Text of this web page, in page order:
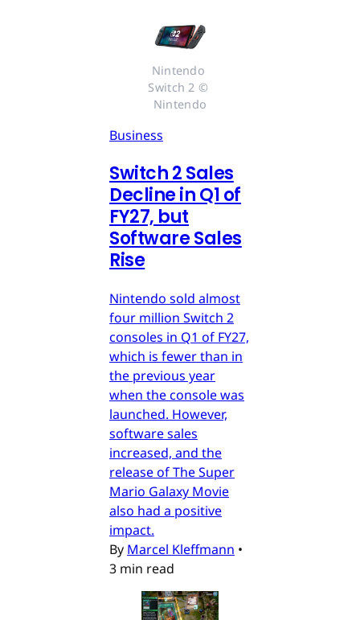
Nintendo
Switch 2 ©
Nintendo
Business
Switch 2 Sales
Decline in Q1 of
FY27, but
Software Sales
Rise
Nintendo sold almost
four million Switch 2
consoles in Q1 of FY27,
which is fewer than in
the previous year
when the console was
launched. However,
software sales
increased, and the
release of The Super
Mario Galaxy Movie
also had a positive
impact.
By Marcel Kleffmann •
3 min read